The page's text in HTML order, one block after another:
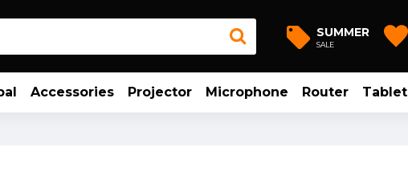
SUMMER
SALE
Accessories Projector Microphone Router Tablet